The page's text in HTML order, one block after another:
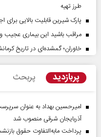
طرز تهیه
پارک شیرین قابلیت‌ بالایی برای
مراقب باشید این بیماری عجیب
خاوران؛ گمشده‌ای در تاریخ
پربازدید پربحث
امیرحسین بهداد به عنوان
آذربایجان شرقی منصوب شد
پرداخت مابه‌التفاوت حقوق